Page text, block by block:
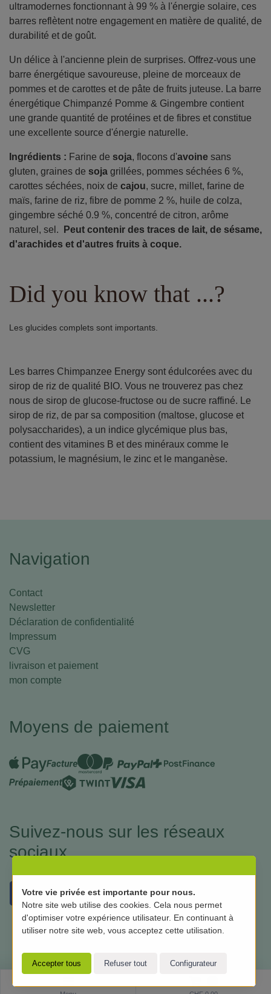
ultramodernes fonctionnant à 99 % à l'énergie solaire, ces
barres reflètent notre engagement en matière de qualité, de
durabilité et de goût.
Un délice à l'ancienne plein de surprises. Offrez-vous une
barre énergétique savoureuse, pleine de morceaux de
pommes et de carottes et de pâte de fruits juteuse. La barre
énergétique Chimpanzé Pomme & Gingembre contient
une grande quantité de protéines et de fibres et constitue
une excellente source d'énergie naturelle.
Ingrédients : Farine de soja, flocons d'avoine sans
gluten, graines de soja grillées, pommes séchées 6 %,
carottes séchées, noix de cajou, sucre, millet, farine de
maïs, farine de riz, fibre de pomme 2 %, huile de colza,
gingembre séché 0.9 %, concentré de citron, arôme
naturel, sel. Peut contenir des traces de lait, de sésame,
d'arachides et d'autres fruits à coque.
Did you know that ...?
Les glucides complets sont importants.
Les barres Chimpanzee Energy sont édulcorées avec du
sirop de riz de qualité BIO. Vous ne trouverez pas chez
nous de sirop de glucose-fructose ou de sucre raffiné. Le
sirop de riz, de par sa composition (maltose, glucose et
polysaccharides), a un indice glycémique plus bas,
contient des vitamines B et des minéraux comme le
potassium, le magnésium, le zinc et le manganèse.
Navigation
Contact
Newsletter
Déclaration de confidentialité
Impressum
CVG
livraison et paiement
mon compte
Moyens de paiement
Suivez-nous sur les réseaux
sociaux
Votre vie privée est importante pour nous.
Notre site web utilise des cookies. Cela nous permet
d'optimiser votre expérience utilisateur. En continuant à
utiliser notre site web, vous acceptez cette utilisation.